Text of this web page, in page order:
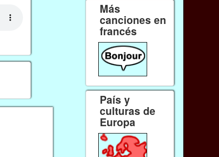
Más
canciones en
francés
País y
culturas de
Europa